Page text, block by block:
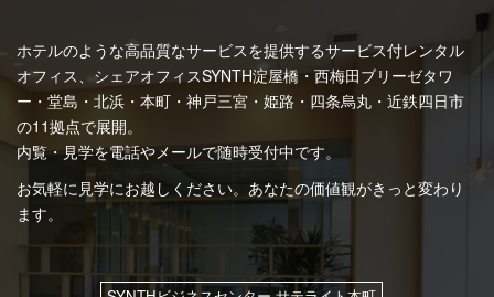
ホテルのような高品質なサービスを提供するサービス付レンタル
オフィス、シェアオフィスSYNTH淀屋橋・西梅田ブリーゼタワ
ー・堂島・北浜・本町・神戸三宮・姫路・四条烏丸・近鉄四日市
の11拠点で展開。
内覧・見学を電話やメールで随時受付中です。
お気軽に見学にお越しください。あなたの価値観がきっと変わり
ます。